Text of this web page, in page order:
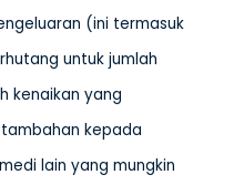
(ini termasuk
untuk jumlah
kenaikan yang
kepada
lain yang mungkin